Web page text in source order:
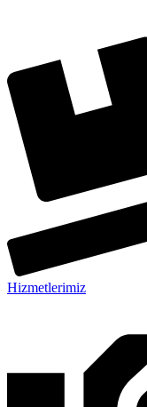
Hizmetlerimiz